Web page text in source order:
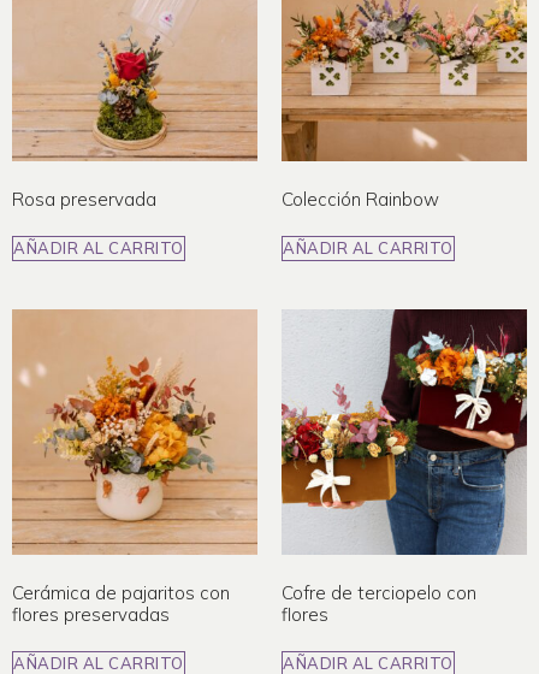
Rosa preservada
AÑADIR AL CARRITO
Colección Rainbow
AÑADIR AL CARRITO
Cerámica de pajaritos con
flores preservadas
AÑADIR AL CARRITO
Cofre de terciopelo con
flores
AÑADIR AL CARRITO